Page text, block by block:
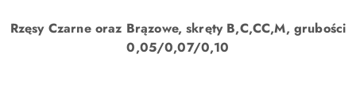
Rzęsy Czarne oraz Brązowe, skręty B,C,CC,M, grubości
0,05/0,07/0,10